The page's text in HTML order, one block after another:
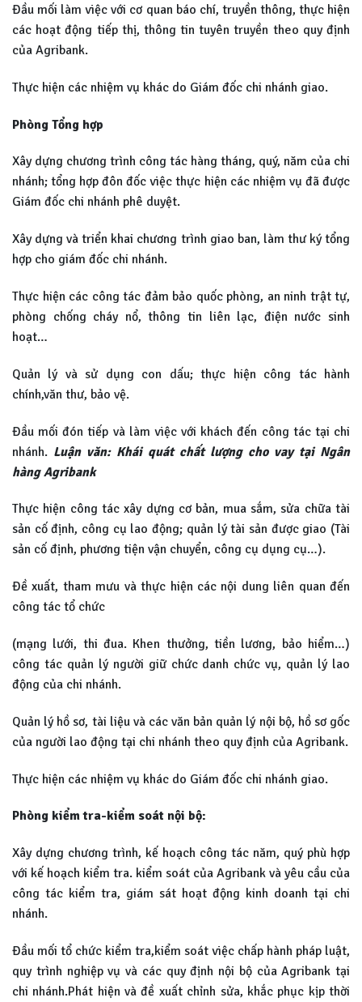
Đầu mối làm việc với cơ quan báo chí, truyền thông, thực hiện
các hoạt động tiếp thị, thông tin tuyên truyền theo quy định
của Agribank.
Thực hiện các nhiệm vụ khác do Giám đốc chi nhánh giao.
Phòng Tổng hợp
Xây dựng chương trình công tác hàng tháng, quý, năm của chi
nhánh; tổng hợp đôn đốc việc thực hiện các nhiệm vụ đã được
Giám đốc chi nhánh phê duyệt.
Xây dựng và triển khai chương trình giao ban, làm thư ký tổng
hợp cho giám đốc chi nhánh.
Thực hiện các công tác đảm bảo quốc phòng, an ninh trật tự,
phòng chống cháy nổ, thông tin liên lạc, điện nước sinh
hoạt…
Quản lý và sử dụng con dấu; thực hiện công tác hành
chính,văn thư, bảo vệ.
Đầu mối đón tiếp và làm việc với khách đến công tác tại chi
nhánh. Luận văn: Khái quát chất lượng cho vay tại Ngân
hàng Agribank
Thực hiện công tác xây dựng cơ bản, mua sắm, sửa chữa tài
sản cố định, công cụ lao động; quản lý tài sản được giao (Tài
sản cố định, phương tiện vận chuyển, công cụ dụng cụ…).
Đề xuất, tham mưu và thực hiện các nội dung liên quan đến
công tác tổ chức
(mạng lưới, thi đua. Khen thưởng, tiền lương, bảo hiểm…)
công tác quản lý người giữ chức danh chức vụ, quản lý lao
động của chi nhánh.
Quản lý hồ sơ, tài liệu và các văn bản quản lý nội bộ, hồ sơ gốc
của người lao động tại chi nhánh theo quy định của Agribank.
Thực hiện các nhiệm vụ khác do Giám đốc chi nhánh giao.
Phòng kiểm tra-kiểm soát nội bộ:
Xây dựng chương trình, kế hoạch công tác năm, quý phù hợp
với kế hoạch kiểm tra. kiểm soát của Agribank và yêu cầu của
công tác kiểm tra, giám sát hoạt động kinh doanh tại chi
nhánh.
Đầu mối tổ chức kiểm tra,kiểm soát việc chấp hành pháp luật,
quy trình nghiệp vụ và các quy định nội bộ của Agribank tại
chi nhánh.Phát hiện và đề xuất chỉnh sửa, khắc phục kịp thời